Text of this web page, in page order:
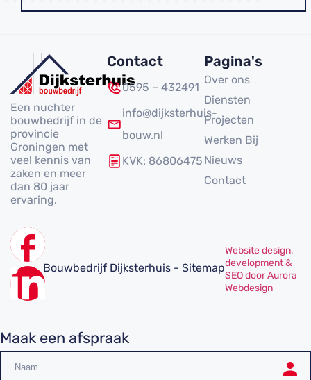
Een nuchter
bouwbedrijf in de
provincie
Groningen met
veel kennis van
zaken en meer
dan 80 jaar
ervaring.
Contact
0595 – 432491
info@dijksterhuis-
bouw.nl
KVK: 86806475
Pagina's
Over ons
Diensten
Projecten
Werken Bij
Nieuws
Contact
Bouwbedrijf Dijksterhuis - Sitemap
Website design,
development &
SEO door Aurora
Webdesign
Maak een afspraak